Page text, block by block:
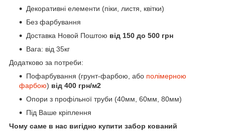
Декоративні елементи (піки, листя, квітки)
Без фарбування
Доставка Новой Поштою від 150 до 500 грн
Вага: від 35кг
Додатково за потреби:
Пофарбування (грунт-фарбою, або полімерною
фарбою) від 400 грн/м2
Опори з профільної труби (40мм, 60мм, 80мм)
Під Ваше кріплення
Чому саме в нас вигідно купити забор кований